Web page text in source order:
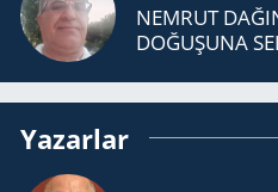
NEMRUT
DOĞUŞUNA
Yazarlar